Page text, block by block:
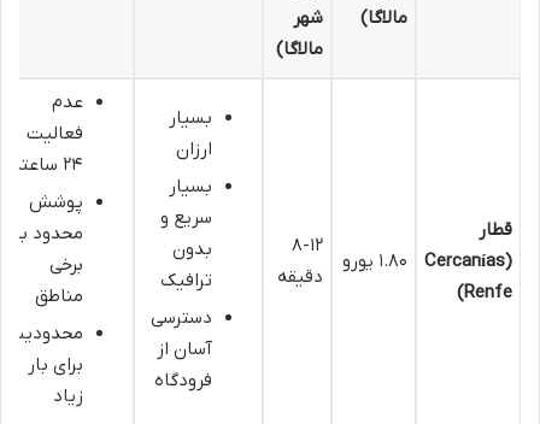
مالاگا)
شهر
مالاگا)
قطار
(Cercanías
Renfe)
۱.۸۰ یورو
۸-۱۲
دقیقه
بسیار
ارزان
بسیار
سریع و
بدون
ترافیک
دسترسی
آسان از
فرودگاه
عدم
فعالیت
۲۴ ساعته
پوشش
محدود به
برخی
مناطق
محدودیت
برای بار
زیاد